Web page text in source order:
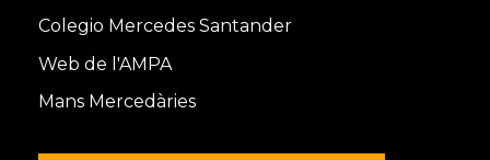
Colegio Mercedes Santander
Web de l'AMPA
Mans Mercedàries